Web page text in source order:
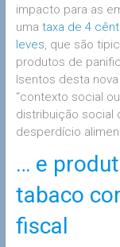
impacto para as
uma taxa de 4
leves, que são
produtos de
Isentos desta
“contexto social
distribuição social
desperdício
… e
tabaco
fiscal